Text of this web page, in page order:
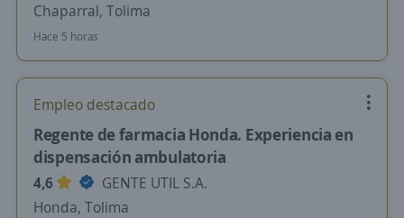
Chaparral, Tolima
Hace 5 horas
Empleo destacado
Regente de farmacia Honda. Experiencia en
dispensación ambulatoria
4,6
GENTE UTIL S.A.
Honda, Tolima